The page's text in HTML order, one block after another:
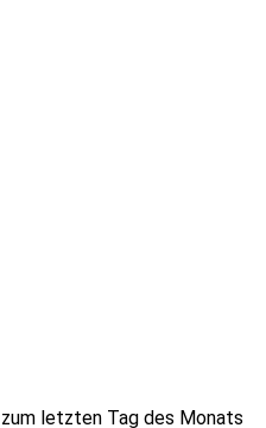
letzten Tag des Monats